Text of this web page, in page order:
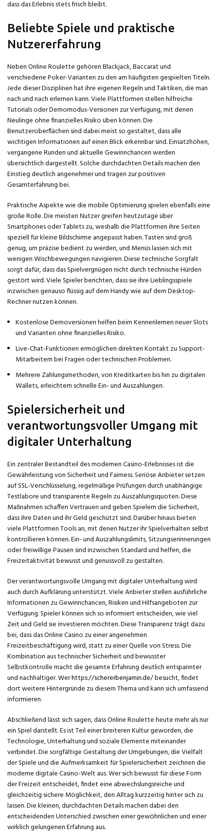
dass das Erlebnis stets frisch bleibt.
Beliebte Spiele und praktische
Nutzererfahrung
Neben Online Roulette gehören Blackjack, Baccarat und
verschiedene Poker-Varianten zu den am häufigsten gespielten Titeln.
Jede dieser Disziplinen hat ihre eigenen Regeln und Taktiken, die man
nach und nach erlernen kann. Viele Plattformen stellen hilfreiche
Tutorials oder Demomodus-Versionen zur Verfügung, mit denen
Neulinge ohne finanzielles Risiko üben können. Die
Benutzeroberflächen sind dabei meist so gestaltet, dass alle
wichtigen Informationen auf einen Blick erkennbar sind. Einsatzhöhen,
vergangene Runden und aktuelle Gewinnchancen werden
übersichtlich dargestellt. Solche durchdachten Details machen den
Einstieg deutlich angenehmer und tragen zur positiven
Gesamterfahrung bei.
Praktische Aspekte wie die mobile Optimierung spielen ebenfalls eine
große Rolle. Die meisten Nutzer greifen heutzutage über
Smartphones oder Tablets zu, weshalb die Plattformen ihre Seiten
speziell für kleine Bildschirme angepasst haben. Tasten sind groß
genug, um präzise bedient zu werden, und Menüs lassen sich mit
wenigen Wischbewegungen navigieren. Diese technische Sorgfalt
sorgt dafür, dass das Spielvergnügen nicht durch technische Hürden
gestört wird. Viele Spieler berichten, dass sie ihre Lieblingsspiele
inzwischen genauso flüssig auf dem Handy wie auf dem Desktop-
Rechner nutzen können.
Kostenlose Demoversionen helfen beim Kennenlernen neuer Slots
und Varianten ohne finanzielles Risiko.
Live-Chat-Funktionen ermöglichen direkten Kontakt zu Support-
Mitarbeitern bei Fragen oder technischen Problemen.
Mehrere Zahlungsmethoden, von Kreditkarten bis hin zu digitalen
Wallets, erleichtern schnelle Ein- und Auszahlungen.
Spielersicherheit und
verantwortungsvoller Umgang mit
digitaler Unterhaltung
Ein zentraler Bestandteil des modernen Casino-Erlebnisses ist die
Gewährleistung von Sicherheit und Fairness. Seriöse Anbieter setzen
auf SSL-Verschlüsselung, regelmäßige Prüfungen durch unabhängige
Testlabore und transparente Regeln zu Auszahlungsquoten. Diese
Maßnahmen schaffen Vertrauen und geben Spielern die Sicherheit,
dass ihre Daten und ihr Geld geschützt sind. Darüber hinaus bieten
viele Plattformen Tools an, mit denen Nutzer ihr Spielverhalten selbst
kontrollieren können. Ein- und Auszahlungslimits, Sitzungserinnerungen
oder freiwillige Pausen sind inzwischen Standard und helfen, die
Freizeitaktivität bewusst und genussvoll zu gestalten.
Der verantwortungsvolle Umgang mit digitaler Unterhaltung wird
auch durch Aufklärung unterstützt. Viele Anbieter stellen ausführliche
Informationen zu Gewinnchancen, Risiken und Hilfsangeboten zur
Verfügung. Spieler können sich so informiert entscheiden, wie viel
Zeit und Geld sie investieren möchten. Diese Transparenz trägt dazu
bei, dass das Online Casino zu einer angenehmen
Freizeitbeschäftigung wird, statt zu einer Quelle von Stress. Die
Kombination aus technischer Sicherheit und bewusster
Selbstkontrolle macht die gesamte Erfahrung deutlich entspannter
und nachhaltiger. Werhttps://schererbenjamin.de/besucht, findet
dort weitere Hintergründe zu diesem Thema und kann sich umfassend
informieren.
Abschließend lässt sich sagen, dass Online Roulette heute mehr als nur
ein Spiel darstellt. Es ist Teil einer breiteren Kultur geworden, die
Technologie, Unterhaltung und soziale Elemente miteinander
verbindet. Die sorgfältige Gestaltung der Umgebungen, die Vielfalt
der Spiele und die Aufmerksamkeit für Spielersicherheit zeichnen die
moderne digitale Casino-Welt aus. Wer sich bewusst für diese Form
der Freizeit entscheidet, findet eine abwechslungsreiche und
gleichzeitig sichere Möglichkeit, den Alltag kurzzeitig hinter sich zu
lassen. Die kleinen, durchdachten Details machen dabei den
entscheidenden Unterschied zwischen einer gewöhnlichen und einer
wirklich gelungenen Erfahrung aus.